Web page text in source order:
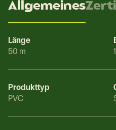
Allgemeines
Länge
50 m
Produkttyp
PVC